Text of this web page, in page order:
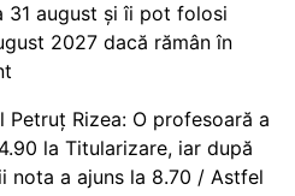
31 august și îi pot folosi
2027 dacă rămân în
Petruț Rizea: O profesoară a
la Titularizare, iar după
nota a ajuns la 8.70 / Astfel